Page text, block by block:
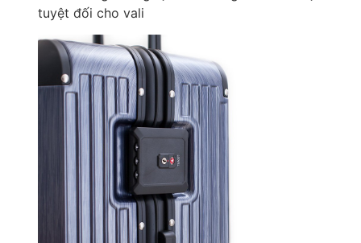
tuyệt đối cho vali